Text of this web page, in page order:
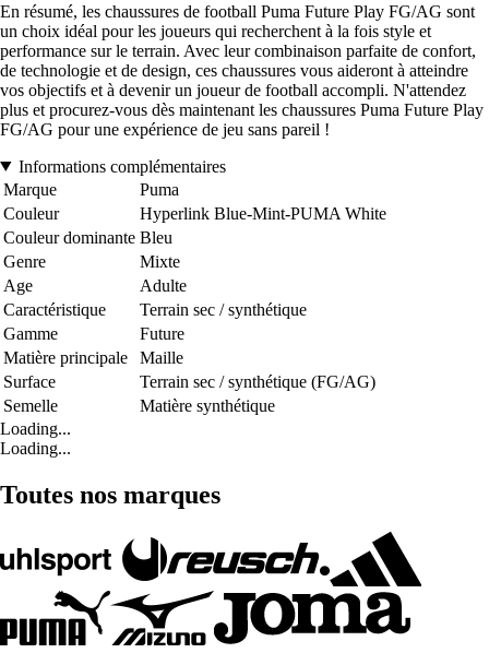
En résumé, les chaussures de football Puma Future Play FG/AG sont
un choix idéal pour les joueurs qui recherchent à la fois style et
performance sur le terrain. Avec leur combinaison parfaite de confort,
de technologie et de design, ces chaussures vous aideront à atteindre
vos objectifs et à devenir un joueur de football accompli. N'attendez
plus et procurez-vous dès maintenant les chaussures Puma Future Play
FG/AG pour une expérience de jeu sans pareil !
Informations complémentaires
Marque
Puma
Couleur
Hyperlink Blue-Mint-PUMA White
Couleur dominante Bleu
Genre
Mixte
Age
Adulte
Caractéristique
Terrain sec / synthétique
Gamme
Future
Matière principale
Maille
Surface
Terrain sec / synthétique (FG/AG)
Semelle
Matière synthétique
Loading...
Loading...
Toutes nos marques